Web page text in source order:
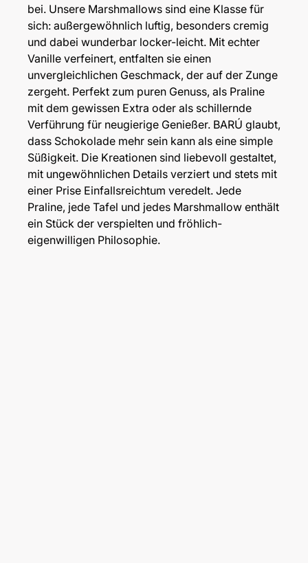
bei. Unsere Marshmallows sind eine Klasse für
sich: außergewöhnlich luftig, besonders cremig
und dabei wunderbar locker-leicht. Mit echter
Vanille verfeinert, entfalten sie einen
unvergleichlichen Geschmack, der auf der Zunge
zergeht. Perfekt zum puren Genuss, als Praline
mit dem gewissen Extra oder als schillernde
Verführung für neugierige Genießer. BARÚ glaubt,
dass Schokolade mehr sein kann als eine simple
Süßigkeit. Die Kreationen sind liebevoll gestaltet,
mit ungewöhnlichen Details verziert und stets mit
einer Prise Einfallsreichtum veredelt. Jede
Praline, jede Tafel und jedes Marshmallow enthält
ein Stück der verspielten und fröhlich-
eigenwilligen Philosophie.